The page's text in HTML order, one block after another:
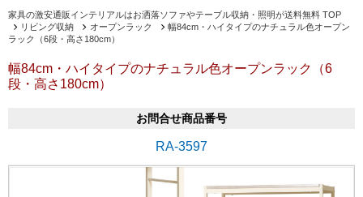
家具の激安通販インテリアルはお洒落ソファやテーブル収納・照明が送料無料 TOP
リビング収納
オープンラック
幅84cm・ハイタイプのナチュラル色オープン
ラック（6段・高さ180cm）
幅84cm・ハイタイプのナチュラル色オープンラック（6
段・高さ180cm）
お問合せ商品番号
RA-3597